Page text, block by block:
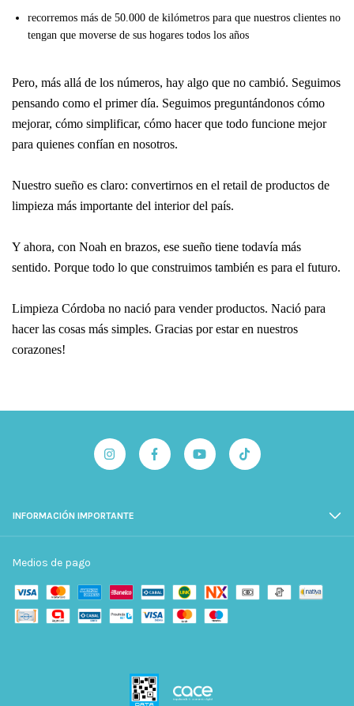
recorremos más de 50.000 de kilómetros para que nuestros clientes no
tengan que moverse de sus hogares todos los años
Pero, más allá de los números, hay algo que no cambió. Seguimos
pensando como el primer día. Seguimos preguntándonos cómo
mejorar, cómo simplificar, cómo hacer que todo funcione mejor
para quienes confían en nosotros.
Nuestro sueño es claro: convertirnos en el retail de productos de
limpieza más importante del interior del país.
Y ahora, con Noah en brazos, ese sueño tiene todavía más
sentido. Porque todo lo que construimos también es para el futuro.
Limpieza Córdoba no nació para vender productos. Nació para
hacer las cosas más simples. Gracias por estar en nuestros
corazones!
INFORMACIÓN IMPORTANTE
Medios de pago